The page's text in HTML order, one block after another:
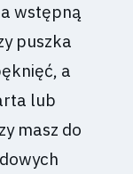
wstępną
puszka
a
lub
masz do